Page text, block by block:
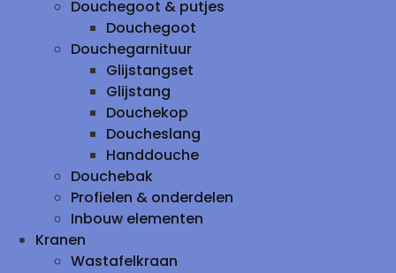
Douchegoot & putjes
Douchegoot
Douchegarnituur
Glijstangset
Glijstang
Douchekop
Doucheslang
Handdouche
Douchebak
Profielen & onderdelen
Inbouw elementen
Kranen
Wastafelkraan